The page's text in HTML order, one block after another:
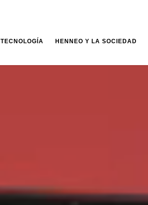
TECNOLOGÍA HENNEO Y LA SOCIEDAD